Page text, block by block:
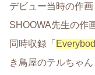
デビュー当時の作
SHOOWA先生の作
同時収録「
き鳥屋のテルちゃ